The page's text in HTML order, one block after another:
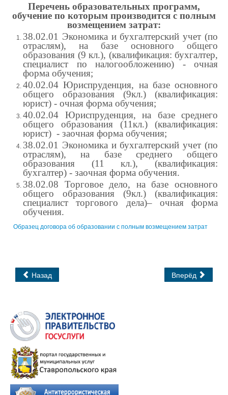
Перечень образовательных программ,
обучение по которым производится с полным
возмещением затрат:
38.02.01 Экономика и бухгалтерский учет (по
отраслям), на базе основного общего
образования (9 кл.), (квалификация: бухгалтер,
специалист по налогообложению) - очная
форма обучения;
40.02.04 Юриспруденция, на базе основного
общего образования (9кл.) (квалификация:
юрист) - очная форма обучения;
40.02.04 Юриспруденция, на базе среднего
общего образования (11кл.) (квалификация:
юрист) - заочная форма обучения;
38.02.01 Экономика и бухгалтерский учет (по
отраслям), на базе среднего общего
образования (11 кл.), (квалификация:
бухгалтер) - заочная форма обучения.
38.02.08 Торговое дело, на базе основного
общего образования (9кл.) (квалификация:
специалист торгового дела)– очная форма
обучения.
Образец договора об образовании с полным возмещением затрат
Назад Вперёд